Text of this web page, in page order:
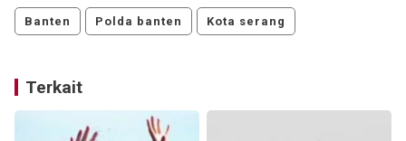
Banten Polda banten Kota serang
Terkait